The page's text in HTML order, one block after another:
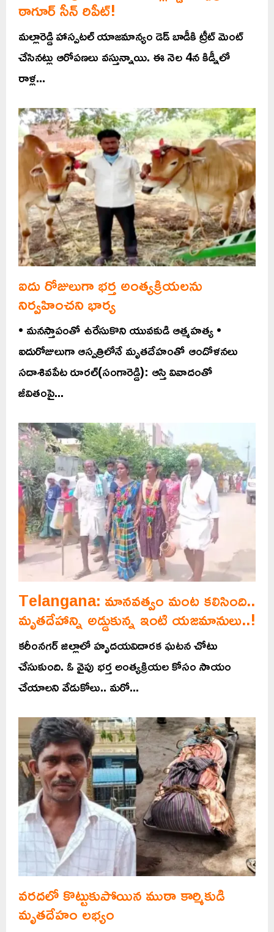
ఠాగూర్‌ సీన్‌ రిపీట్‌!
మల్లారెడ్డి హాస్పటల్ యాజమాన్యం డెడ్ బాడీకి ట్రీట్ మెంట్
చేసినట్లు ఆరోపణలు వస్తున్నాయి. ఈ నెల 4న కిడ్నీలో
రాళ్ల...
ఐదు రోజులుగా భర్త అంత్యక్రియలను
నిర్వహించని భార్య
• మనస్తాపంతో ఉరేసుకొని యువకుడి ఆత్మహత్య •
ఐదురోజులుగా ఆస్పత్రిలోనే మృతదేహంతో ఆందోళనలు
సదాశివపేట రూరల్(సంగారెడ్డి): ఆస్తి వివాదంతో
జీవితంపై...
Telangana: మానవత్వం మంట కలిసింది..
మృతదేహాన్ని అడ్డుకున్న ఇంటి యజమానులు..!
కరీంనగర్ జిల్లాలో హృదయవిదారక ఘటన చోటు
చేసుకుంది. ఓ వైపు భర్త అంత్యక్రియల కోసం సాయం
చేయాలని వేడుకోలు.. మరో...
వరదలో కొట్టుకుపోయిన ముఠా కార్మికుడి
మృతదేహం లభ్యం